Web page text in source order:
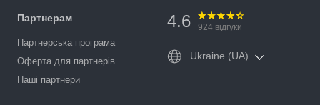
Партнерам
Партнерська програма
Оферта для партнерів
Наші партнери
4.6 924 відгуки
Ukraine (UA)